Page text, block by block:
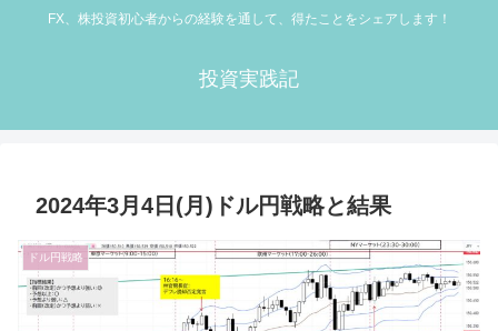
FX、株投資初心者からの経験を通して、得たことをシェアします！
投資実践記
2024年3月4日(月)ドル円戦略と結果
ドル円戦略